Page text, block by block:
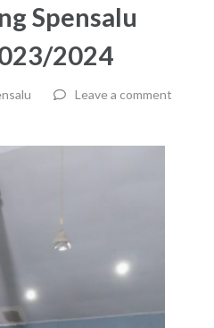
Spensalu
2024
Leave a comment